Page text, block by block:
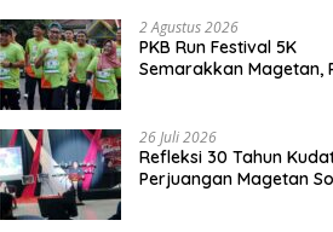
2 Agustus 2026
PKB Run Festival 5K
Semarakkan Magetan,
26 Juli 2026
Refleksi 30 Tahun
Perjuangan Magetan